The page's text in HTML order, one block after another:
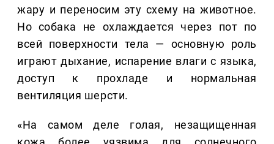
жару и переносим эту схему на животное.
Но собака не охлаждается через пот по
всей поверхности тела — основную роль
играют дыхание, испарение влаги с языка,
доступ к прохладе и нормальная
вентиляция шерсти.
«На самом деле голая, незащищенная